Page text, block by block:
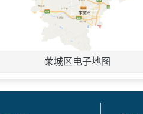
莱城区电子地图